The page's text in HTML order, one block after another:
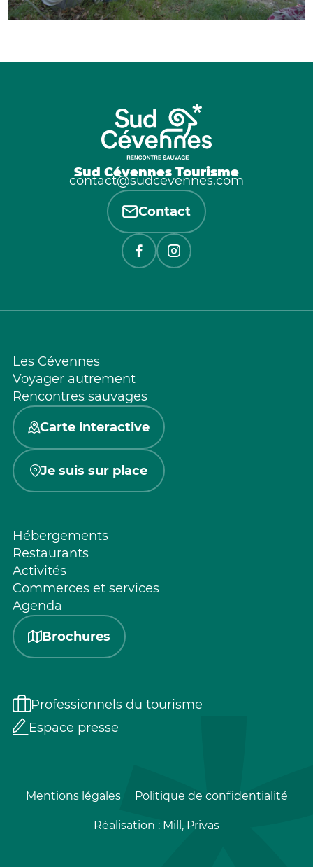
Sud Cévennes Tourisme
contact@sudcevennes.com
Contact
Les Cévennes
Voyager autrement
Rencontres sauvages
Carte interactive
Je suis sur place
Hébergements
Restaurants
Activités
Commerces et services
Agenda
Brochures
Professionnels du tourisme
Espace presse
Mentions légales Politique de confidentialité
Réalisation : Mill, Privas